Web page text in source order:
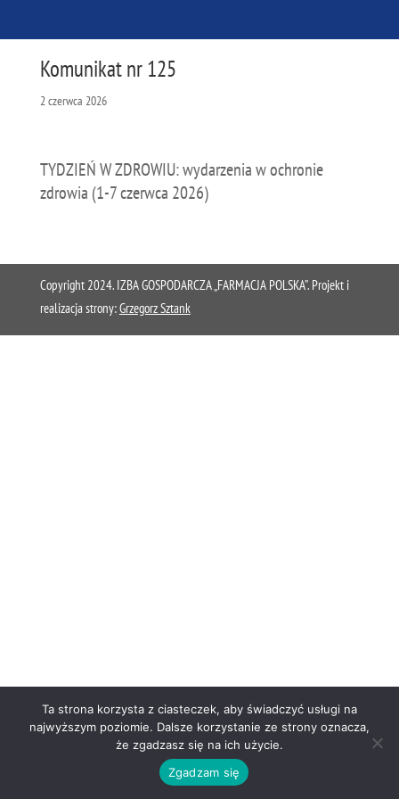
Komunikat nr 125
2 czerwca 2026
TYDZIEŃ W ZDROWIU: wydarzenia w ochronie
zdrowia (1-7 czerwca 2026)
Copyright 2024. IZBA GOSPODARCZA „FARMACJA POLSKA”. Projekt i
realizacja strony:Grzegorz Sztank
Ta strona korzysta z ciasteczek, aby świadczyć usługi na
najwyższym poziomie. Dalsze korzystanie ze strony oznacza,
że zgadzasz się na ich użycie.
Zgadzam się